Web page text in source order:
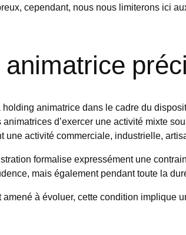
cependant, nous nous limiterons ici
animatrice dans le cadre du
d’exercer une activité mixte
activité commerciale, industrielle,
formalise expressément une
mais également pendant toute la
à évoluer, cette condition implique